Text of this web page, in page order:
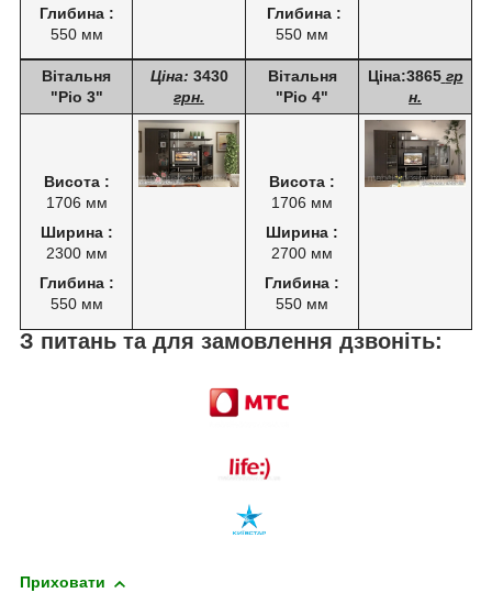
Глибина :
550 мм
Глибина :
550 мм
Вітальня
"Ріо 3"
Ціна: 3430
грн.
Вітальня
"Ріо 4"
Ціна:3865 гр
н.
Висота :
1706 мм
Ширина :
2300 мм
Глибина :
550 мм
Висота :
1706 мм
Ширина :
2700 мм
Глибина :
550 мм
З питань та для замовлення дзвоніть:
Приховати